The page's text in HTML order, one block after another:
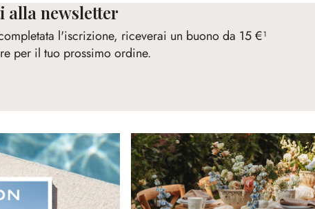
alla newsletter
l'iscrizione, riceverai un buono da 15 €¹
per il tuo prossimo ordine.